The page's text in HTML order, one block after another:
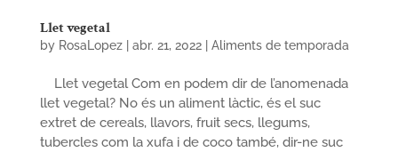
Llet vegetal
by RosaLopez| abr. 21, 2022| Aliments de temporada
Llet vegetal Com en podem dir de l’anomenada
llet vegetal? No és un aliment làctic, és el suc
extret de cereals, llavors, fruit secs, llegums,
tubercles com la xufa i de coco també, dir-ne suc